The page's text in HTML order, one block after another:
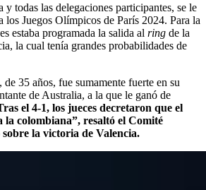
todas las delegaciones participantes, se le
los Juegos Olímpicos de París 2024. Para la
estaba programada la salida al ring de la
la cual tenía grandes probabilidades de
35 años, fue sumamente fuerte en su
de Australia, a la que le ganó de
el 4-1, los jueces decretaron que el
colombiana”, resaltó el Comité
la victoria de Valencia.